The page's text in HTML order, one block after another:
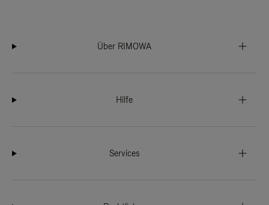
Über RIMOWA
Hilfe
Services